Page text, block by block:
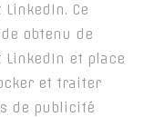
Ce
obtenu de
LinkedIn et place
et traiter
de publicité